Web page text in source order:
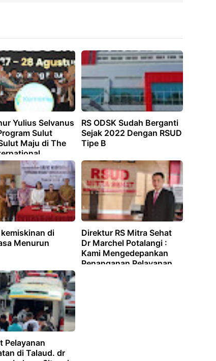
Yulius Selvanus
Sulut
Maju di The
Advancing
Medical
di Jakarta
RS ODSK Sudah Berganti
Sejak 2022 Dengan RSUD
Tipe B
di
Menurun
Direktur RS Mitra Sehat
Dr Marchel Potalangi :
Kami Mengedepankan
Penanganan Pelayanan
Pelayanan
di Talaud. dr